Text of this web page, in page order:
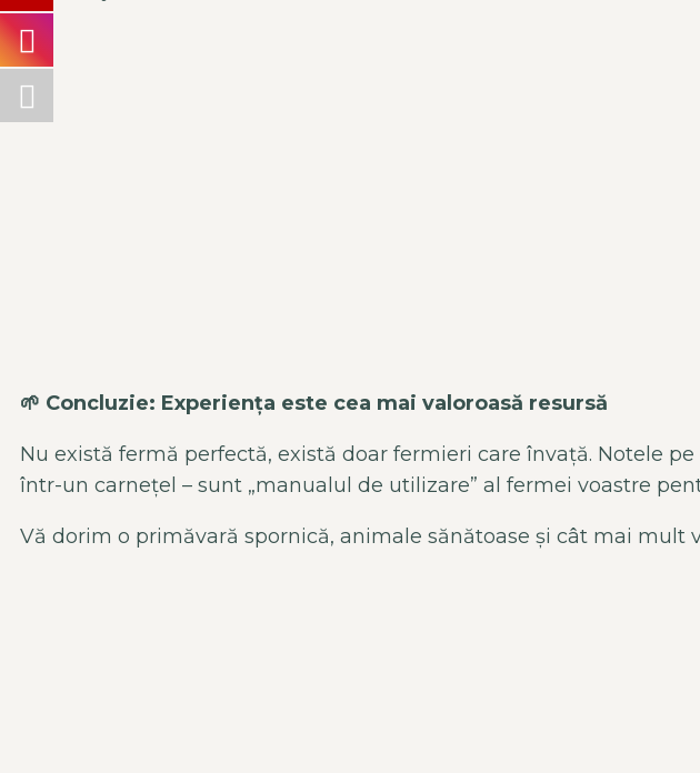
🌱 Concluzie: Experiența este cea mai valoroasă resursă
Nu există fermă perfectă, există doar fermieri care învață. Notele
într-un carnețel – sunt „manualul de utilizare” al fermei voastre
Vă dorim o primăvară spornică, animale sănătoase și cât mai mult